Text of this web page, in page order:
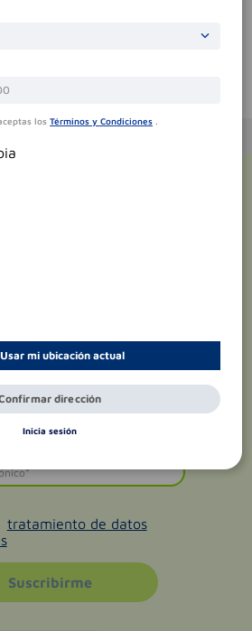
tratamiento de datos
Suscribirme
los Términos y Condiciones .
Usar mi ubicación actual
dirección
Inicia sesión